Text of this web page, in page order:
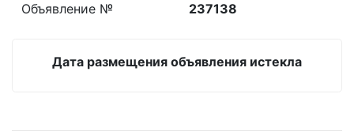
Объявление № 237138
Дата размещения объявления истекла